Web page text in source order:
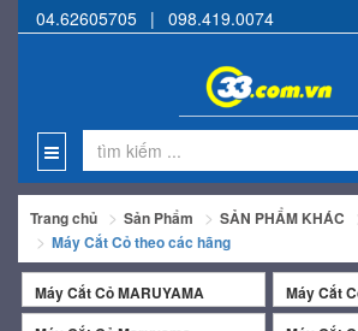
04.62605705 | 098.419.0074
Trang chủ Sản Phẩm SẢN PHẨM KHÁC
Máy Cắt Cỏ theo các hãng
Máy Cắt Cỏ MARUYAMA
Máy Cắt